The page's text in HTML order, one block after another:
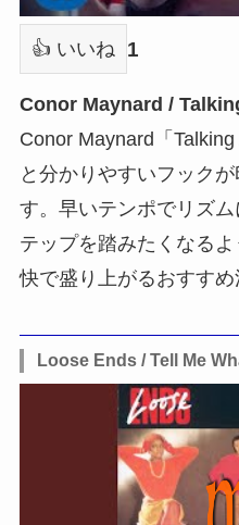
👍 いいね 1
Conor Maynard /
Conor Maynard「
と分かりやすいフック
す。早いテンポでリズ
テップを踏みたくなる
快で盛り上がるおすすめ
Loose Ends / Tell Me